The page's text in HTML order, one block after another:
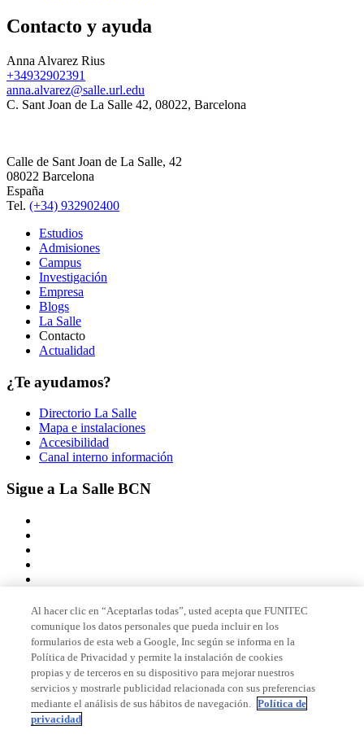
Contacto y ayuda
Anna Alvarez Rius
+34932902391
anna.alvarez@salle.url.edu
C. Sant Joan de La Salle 42, 08022, Barcelona
Calle de Sant Joan de La Salle, 42
08022 Barcelona
España
Tel. (+34) 932902400
Estudios
Admisiones
Campus
Investigación
Empresa
Blogs
La Salle
Contacto
Actualidad
¿Te ayudamos?
Directorio La Salle
Mapa e instalaciones
Accesibilidad
Canal interno información
Sigue a La Salle BCN
Miembro de
Acreditaciones
Al hacer clic en “Aceptarlas todas”, usted acepta que FUNITEC
comunique los datos personales que pueda incluir en los
formularios de esta web a Google, Inc según se informa en la
Política de Privacidad y permite la instalación de cookies
propias y de terceros en su dispositivo para mejorar nuestros
servicios y mostrarle publicidad relacionada con sus preferencias
mediante el análisis de sus hábitos de navegación. Política de
privacidad